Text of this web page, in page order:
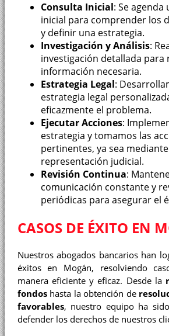
Consulta Inicial: Se
inicial para comprender los
y definir una estrategia.
Investigación y Análisis:
investigación detallada para
información necesaria.
Estrategia Legal:
estrategia legal
eficazmente el problema.
Ejecutar Acciones:
estrategia y tomamos las
pertinentes, ya sea
representación judicial.
Revisión Continua:
comunicación constante y
periódicas para asegurar el
CASOS DE ÉXITO EN
Nuestros abogados bancarios han
éxitos en Mogán, resolviendo
manera eficiente y eficaz. Desde la
fondoshasta la obtención de
favorables, nuestro equipo ha
defender los derechos de nuestros